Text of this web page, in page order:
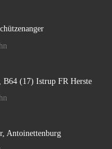
(17) Istrup FR Herste
Antoinettenburg